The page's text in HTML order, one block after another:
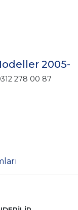
2005-
278 00 87